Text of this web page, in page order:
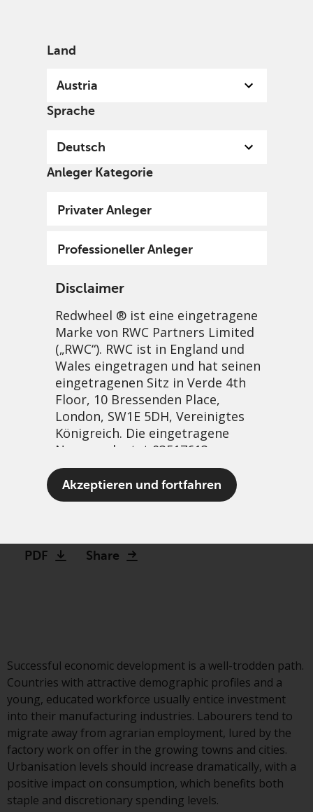
Land
Austria
Sprache
Deutsch
Anleger Kategorie
Privater Anleger
Professioneller Anleger
Disclaimer
Redwheel ® ist eine eingetragene
Marke von RWC Partners Limited
(„RWC“). RWC ist in England und
Wales eingetragen und hat seinen
eingetragenen Sitz in Verde 4th
Floor, 10 Bressenden Place,
London, SW1E 5DH, Vereinigtes
Königreich. Die eingetragene
Nummer lautet 03517613.
Marke Redwheel umfassen,
Commission zugelassen und
reguliert werden Exchange
Commission („SEC“); RWC Asset
Advisors (US) LLC, das bei der SEC
registriert ist; RWC Singapore
(Pte) Limited, die von der
Monetary Authority of Singapore
als lizenzierte
Fondsverwaltungsgesellschaft
Akzeptieren und fortfahren
Great strides along a well-
trodden path
PDF Share
Successful economic development is a well-trodden path.
Countries with attractive demographic profiles and a
young, educated workforce usually entice investment
into their manufacturing industries. Labourers tend to
migrate away from agrarian employment, lured by the
factory work on offer in the growing towns and cities.
Urbanisation levels should increase dramatically, with a
positive impact on consumption, which benefits both
staple and discretionary spending levels.